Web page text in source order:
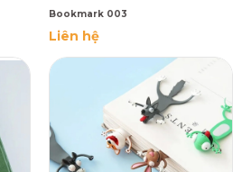
Bookmark 003
Liên hệ